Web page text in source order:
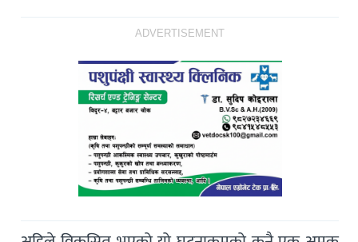
ADVERTISEMENT